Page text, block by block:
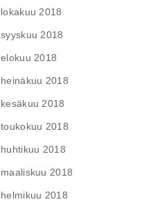
lokakuu 2018
syyskuu 2018
elokuu 2018
heinäkuu 2018
kesäkuu 2018
toukokuu 2018
huhtikuu 2018
maaliskuu 2018
helmikuu 2018